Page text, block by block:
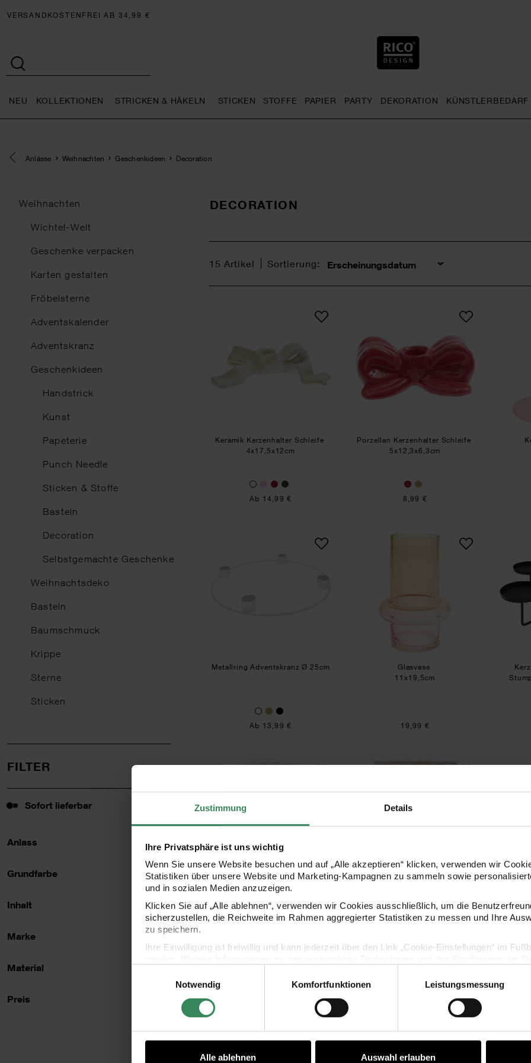
Zustimmung Details
Ihre Privatsphäre ist uns wichtig
Wenn Sie unsere Website besuchen und auf „Alle akzeptieren“ klicken, verwenden wir
Statistiken über unsere Website und Marketing-Kampagnen zu sammeln sowie
und in sozialen Medien anzuzeigen.
Klicken Sie auf „Alle ablehnen“, verwenden wir Cookies ausschließlich, um die
sicherzustellen, die Reichweite im Rahmen aggregierter Statistiken zu messen und Ihre
zu speichern.
Ihre Einwilligung ist freiwillig und kann jederzeit über den Link „Cookie-Einstellungen“ im
Impressum
Datenschutz Vertrag widerrufen
Notwendig
Komfortfunktionen Leistungsmessung
Alle ablehnen Auswahl erlauben
VERSANDKOSTENFREI AB 34,99 €
NEU KOLLEKTIONEN STRICKEN & HÄKELN STICKEN STOFFE PAPIER PARTY DEKORATION KÜNSTLERBEDARF
Eine Kategorie zurück navigieren
Anlässe Weihnachten Geschenkideen Decoration
Weihnachten
Wichtel-Welt
Geschenke verpacken
Karten gestalten
Fröbelsterne
Adventskalender
Adventskranz
Geschenkideen
Handstrick
Kunst
Papeterie
Punch Needle
Sticken & Stoffe
Basteln
Decoration
Selbstgemachte Geschenke
Weihnachtsdeko
Basteln
Baumschmuck
Krippe
Sterne
Sticken
FILTER
Sofort lieferbar
Sofort lieferbar
Anlass
Grundfarbe
Inhalt
Marke
Material
Preis
Preis
DECORATION
15 Artikel Sortierung:
Sortierung
Keramik Kerzenhalter Schleife
4x17,5x12cm
Ab 14,99 €
Porzellan Kerzenhalter Schleife
5x12,3x6,3cm
8,99 €
Metallring Adventskranz Ø 25cm
Metallring Adventskranz Ø 25cm
Ab 13,99 €
Glasvase
Glasvase
11x19,5cm
19,99 €
Keramik Vase Sonne weiß
16,99 €
Spiralkerzen-Set
2,4x18,5cm
6 Stück
27,99 €
Porzellan Kerzenhalter Kirschblüte rosa 16x16x4,6cm
Porzellan Kerzenhalter